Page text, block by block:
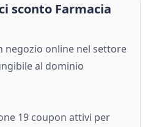
sconto Farmacia
negozio online nel settore
al dominio
19 coupon attivi per